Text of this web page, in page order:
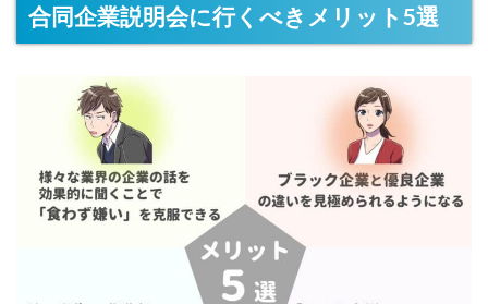
合同企業説明会に行くべきメリット5選